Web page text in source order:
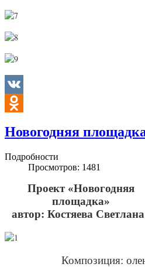
VK
Новогодняя
Подробности
Просмотров: 1481
Проект «Новогодняя
площадка»
автор: Костяева
Композиция: